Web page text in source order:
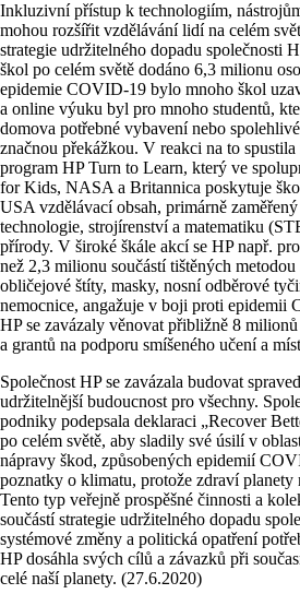
Inkluzivní přístup k technologiím,
mohou rozšířit vzdělávání lidí na celém
strategie udržitelného dopadu společnosti
škol po celém světě dodáno 6,3 milionu
epidemie COVID-19 bylo mnoho škol
a online výuku byl pro mnoho studentů,
domova potřebné vybavení nebo
značnou překážkou. V reakci na to
program HP Turn to Learn, který ve
for Kids, NASA a Britannica poskytuje
USA vzdělávací obsah, primárně
technologie, strojírenství a matematiku
přírody. V široké škále akcí se HP např.
než 2,3 milionu součástí tištěných
obličejové štíty, masky, nosní odběrové
nemocnice, angažuje v boji proti epidemii
HP se zavázaly věnovat přibližně 8
a grantů na podporu smíšeného učení a
Společnost HP se zavázala budovat
udržitelnější budoucnost pro všechny.
podniky podepsala deklaraci „Recover
po celém světě, aby sladily své úsilí v
nápravy škod, způsobených epidemií
poznatky o klimatu, protože zdraví
Tento typ veřejně prospěšné činnosti a
součástí strategie udržitelného dopadu
systémové změny a politická opatření
HP dosáhla svých cílů a závazků při
celé naší planety. (27.6.2020)